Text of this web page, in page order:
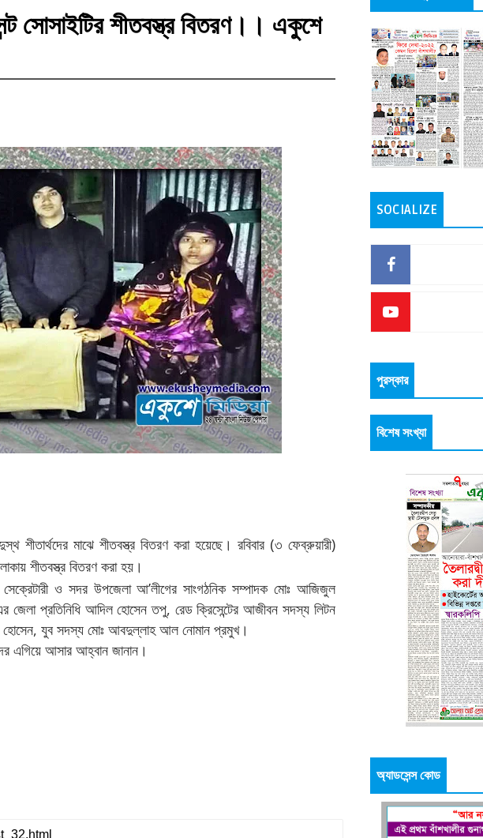
সোসাইটির শীতবস্ত্র বিতরণ।। একুশে
শীতার্থদের মাঝে শীতবস্ত্র বিতরণ করা হয়েছে। রবিবার (৩ ফেব্রুয়ারী)
শীতবস্ত্র বিতরণ করা হয়।
ও সদর উপজেলা আ’লীগের সাংগঠনিক সম্পাদক মোঃ আজিজুল
জেলা প্রতিনিধি আদিল হোসেন তপু, রেড ক্রিসেন্টের আজীবন সদস্য লিটন
হোসেন, যুব সদস্য মোঃ আবদুল্লাহ আল নোমান প্রমুখ।
এগিয়ে আসার আহ্বান জানান।
SOCIALIZE
পুরস্কার
বিশেষ সংখ্যা
অ্যাডসেন্স কোড